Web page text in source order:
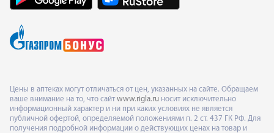
Цены в аптеках могут отличаться от цен, указанных на сайте. Обращаем
ваше внимание на то, что сайт www.rigla.ru носит исключительно
информационный характер и ни при каких условиях не является
публичной офертой, определяемой положениями п. 2 ст. 437 ГК РФ. Для
получения подробной информации о действующих ценах на товар и